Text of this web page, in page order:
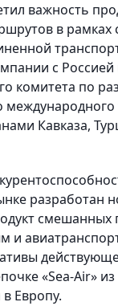
важность
в рамках
с
комитета по
Кавказа,
разработан
смешанных
и
«Sea-Air»
Европу.